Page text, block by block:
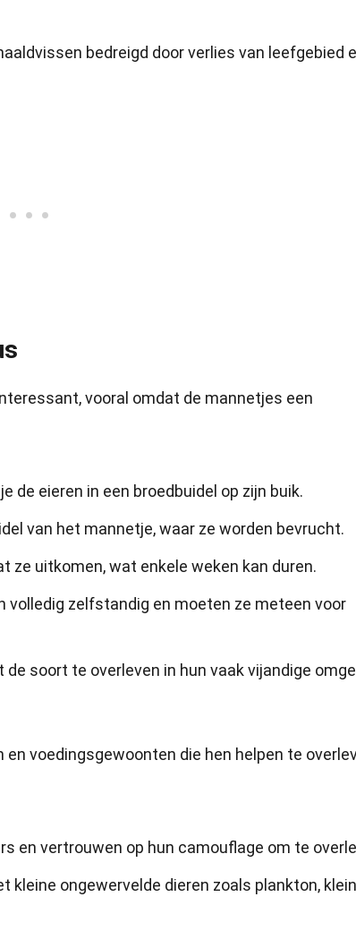
bedreigd door verlies van leefgebied
vooral omdat de mannetjes een
de eieren in een broedbuidel op zijn buik.
van het mannetje, waar ze worden bevrucht.
ze uitkomen, wat enkele weken kan duren.
volledig zelfstandig en moeten ze meteen voor
soort te overleven in hun vaak vijandige
voedingsgewoonten die hen helpen te
en vertrouwen op hun camouflage om te
kleine ongewervelde dieren zoals plankton,